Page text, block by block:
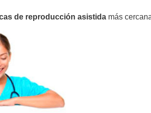
de reproducción asistida más